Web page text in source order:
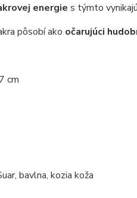
energie s týmto
pôsobí ako očarujúci
cm
bavlna, kozia koža